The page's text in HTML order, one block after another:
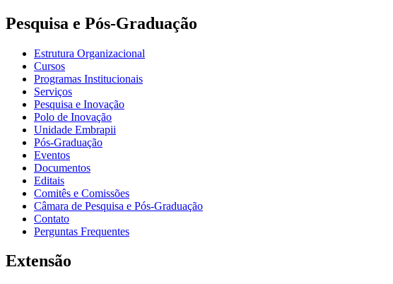
Pesquisa e Pós-Graduação
Estrutura Organizacional
Cursos
Programas Institucionais
Serviços
Pesquisa e Inovação
Polo de Inovação
Unidade Embrapii
Pós-Graduação
Eventos
Documentos
Editais
Comitês e Comissões
Câmara de Pesquisa e Pós-Graduação
Contato
Perguntas Frequentes
Extensão